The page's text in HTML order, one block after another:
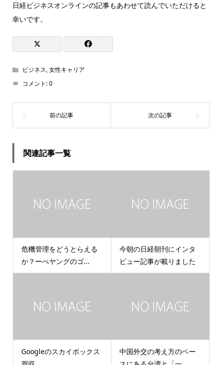
日経ビジネスオンラインの記事もあわせて読んでいただけると
幸いです。
ビジネス,女性キャリア
コメント:0
関連記事一覧
危機管理をどうとらえる
か？ーぺヤングのゴ...
今朝の日経朝刊にインタ
ビュー記事が載りました
Googleのスカイボックス
中国外交の考え方のベー